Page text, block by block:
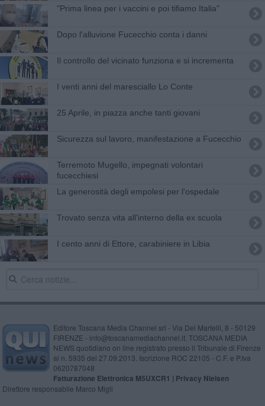
"Prima linea per i vaccini e poi tifiamo Italia"
Dopo l'alluvione Fucecchio conta i danni
Il controllo del vicinato funziona e si incrementa
I venti anni del maresciallo Lo Conte
25 Aprile, in piazza anche tanti giovani
Sicurezza sul lavoro, manifestazione a Fucecchio
Terremoto Mugello, impegnati volontari
fucecchiesi
La generosità degli empolesi per l'ospedale
Trovato senza vita all'interno della ex scuola
I cento anni di Ettore, carabiniere in Libia
Editore Toscana Media Channel srl - Via Dei Martelli, 8 - 50129
FIRENZE - info@toscanamediachannel.it. TOSCANA MEDIA
NEWS quotidiano on line registrato presso il Tribunale di Firenze
al n. 5935 del 27.09.2013. Iscrizione ROC 22105 - C.F. e P.Iva
0620787048
Fatturazione Elettronica M5UXCR1 | Privacy Nielsen
Direttore responsabile Marco Migli